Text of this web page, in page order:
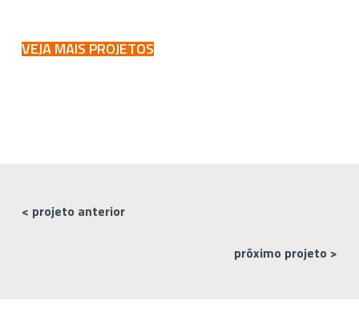
VEJA MAIS PROJETOS
< projeto anterior
próximo projeto >